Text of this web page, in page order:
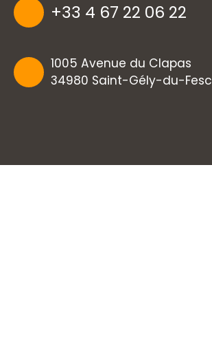
+33 4 67 22 06 22
1005 Avenue du Clapas
34980 Saint-Gély-du-Fesc